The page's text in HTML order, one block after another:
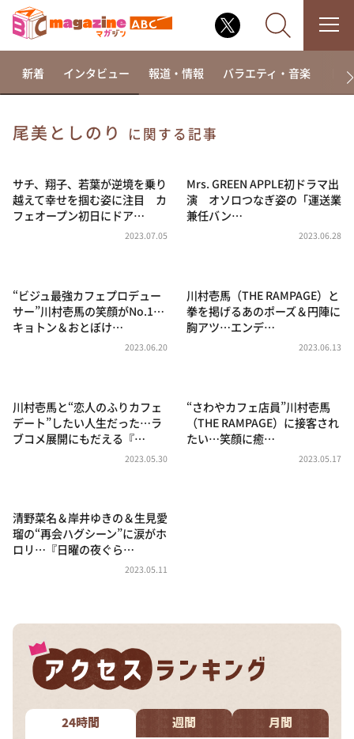
相席食堂
これ余談なんですけど・・・
～人生密着トークバラエティ！～ やすとものいたっ
news おかえり
河合＆A.B.C-Z塚田×福井アナ「なんでやねん！？」
（news おかえり）
朝だ！生です旅サラダ
教えて！ニュースライブ 正義のミカタ
ポツンと一軒家
ザキ山小屋本館
新着 インタビュー 報道・情報 バラエティ・音楽 ド
尾美としのり に関する記事
サチ、翔子、若葉が逆境を乗り
越えて幸せを掴む姿に注目 カ
フェオープン初日にドア…
2023.07.05
Mrs. GREEN APPLE初ドラマ出
演 オソロつなぎ姿の「運送業
兼任バン…
2023.06.28
“ビジュ最強カフェプロデュー
サー”川村壱馬の笑顔がNo.1…
キョトン＆おとぼけ…
2023.06.20
川村壱馬（THE RAMPAGE）と
拳を掲げるあのポーズ＆円陣に
胸アツ…エンデ…
2023.06.13
川村壱馬と“恋人のふりカフェ
デート”したい人生だった…ラ
ブコメ展開にもだえる『…
2023.05.30
“さわやカフェ店員”川村壱馬
（THE RAMPAGE）に接客され
たい…笑顔に癒…
2023.05.17
清野菜名＆岸井ゆきの＆生見愛
瑠の“再会ハグシーン”に涙がホ
ロリ…『日曜の夜ぐら…
2023.05.11
24時間 週間 月間